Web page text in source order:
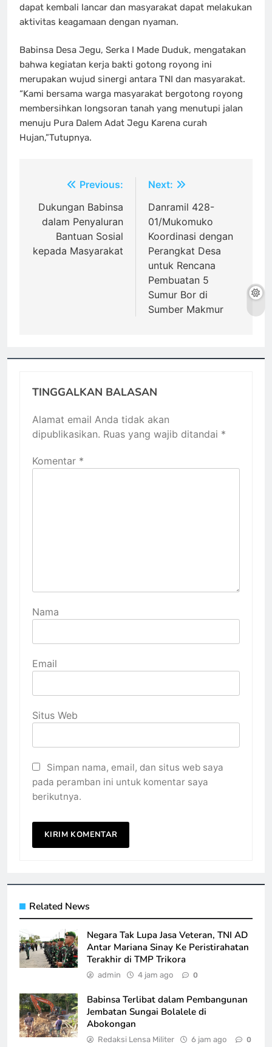
dapat kembali lancar dan masyarakat dapat melakukan
aktivitas keagamaan dengan nyaman.
Babinsa Desa Jegu, Serka I Made Duduk, mengatakan
bahwa kegiatan kerja bakti gotong royong ini
merupakan wujud sinergi antara TNI dan masyarakat.
“Kami bersama warga masyarakat bergotong royong
membersihkan longsoran tanah yang menutupi jalan
menuju Pura Dalem Adat Jegu Karena curah
Hujan,”Tutupnya.
Navigasi
pos
Previous:
Dukungan Babinsa
dalam Penyaluran
Bantuan Sosial
kepada Masyarakat
Next:
Danramil 428-
01/Mukomuko
Koordinasi dengan
Perangkat Desa
untuk Rencana
Pembuatan 5
Sumur Bor di
Sumber Makmur
TINGGALKAN BALASAN
Alamat email Anda tidak akan
dipublikasikan. Ruas yang wajib ditandai *
Komentar *
Nama
Email
Situs Web
Simpan nama, email, dan situs web saya
pada peramban ini untuk komentar saya
berikutnya.
Related News
Negara Tak Lupa Jasa Veteran, TNI AD
Antar Mariana Sinay Ke Peristirahatan
Terakhir di TMP Trikora
admin 4 jam ago 0
Babinsa Terlibat dalam Pembangunan
Jembatan Sungai Bolalele di
Abokongan
Redaksi Lensa Militer 6 jam ago 0